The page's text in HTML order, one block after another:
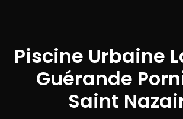
Piscine Urbaine
Guérande
Saint